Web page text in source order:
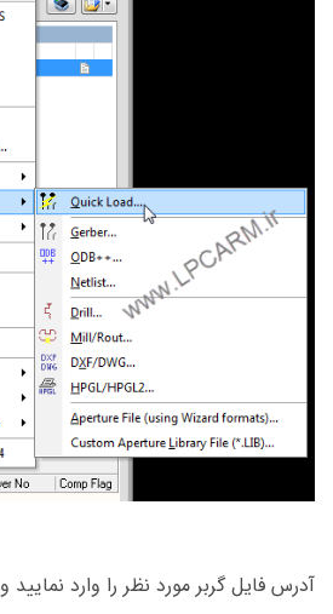
آدرس فایل گربر مورد نظر را وارد نمایید و OK را کلیک کنید.